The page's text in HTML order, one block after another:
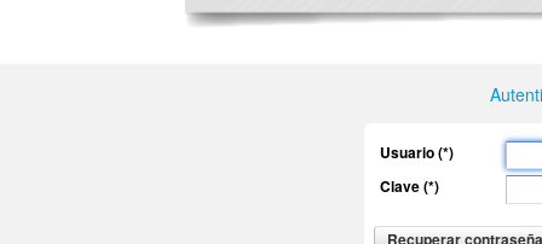
Usuario (*)
Clave (*)
Recuperar contraseña